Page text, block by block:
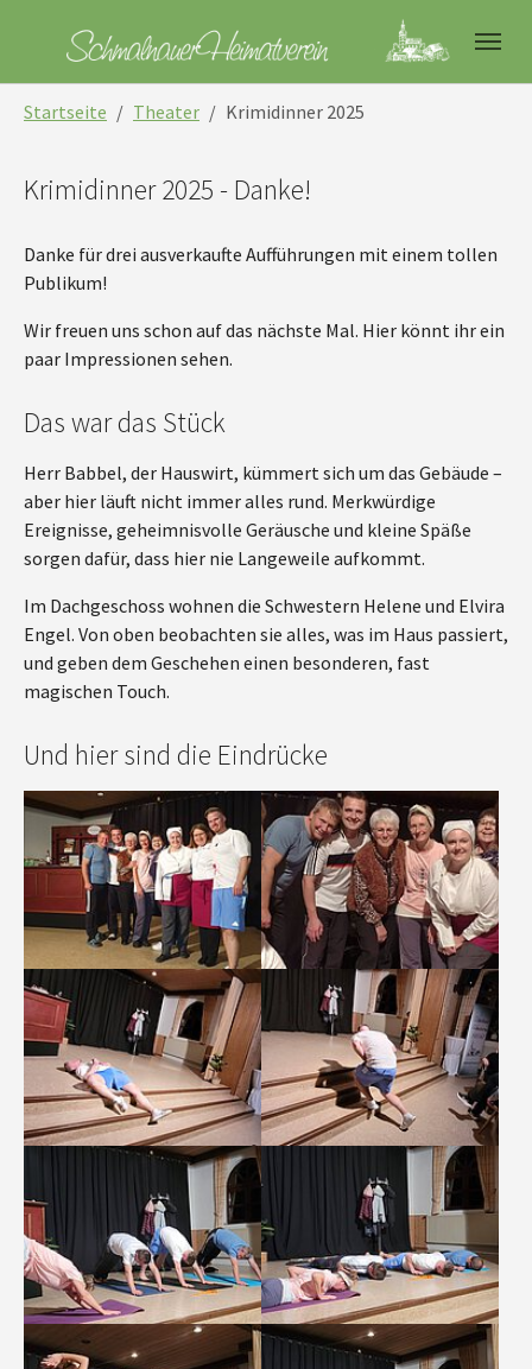
Startseite Theater Krimidinner 2025
Krimidinner 2025 - Danke!
Danke für drei ausverkaufte Aufführungen mit einem tollen
Publikum!
Wir freuen uns schon auf das nächste Mal. Hier könnt ihr ein
paar Impressionen sehen.
Das war das Stück
Herr Babbel, der Hauswirt, kümmert sich um das Gebäude –
aber hier läuft nicht immer alles rund. Merkwürdige
Ereignisse, geheimnisvolle Geräusche und kleine Späße
sorgen dafür, dass hier nie Langeweile aufkommt.
Im Dachgeschoss wohnen die Schwestern Helene und Elvira
Engel. Von oben beobachten sie alles, was im Haus passiert,
und geben dem Geschehen einen besonderen, fast
magischen Touch.
Und hier sind die Eindrücke
Show larger version Show larger version
Show larger version Show larger version
Show larger version Show larger version
Show larger version Show larger version